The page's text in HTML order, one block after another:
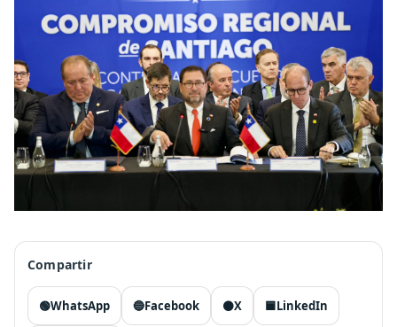
Compartir
🟢WhatsApp 🔵Facebook ⚫X 🟦LinkedIn